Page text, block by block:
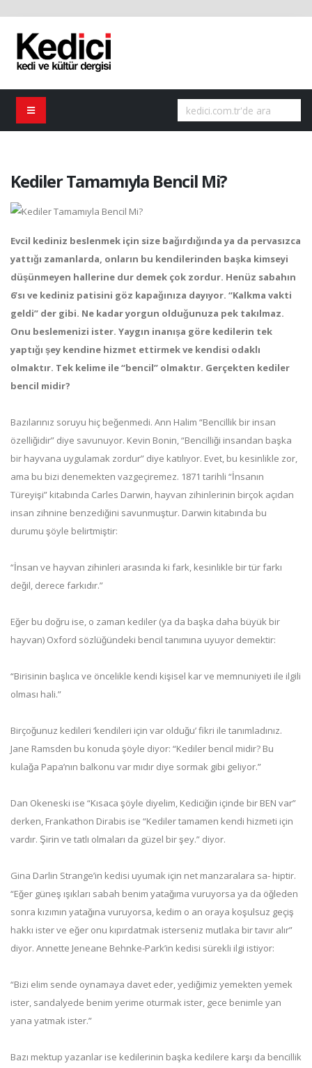
Kediler Tamamıyla Bencil Mi?
Evcil kediniz beslenmek için size bağırdığında ya da pervasızca
yattığı zamanlarda, onların bu kendilerinden başka kimseyi
düşünmeyen hallerine dur demek çok zordur. Henüz sabahın
6’sı ve kediniz patisini göz kapağınıza dayıyor. “Kalkma vakti
geldi” der gibi. Ne kadar yorgun olduğunuza pek takılmaz.
Onu beslemenizi ister. Yaygın inanışa göre kedilerin tek
yaptığı şey kendine hizmet ettirmek ve kendisi odaklı
olmaktır. Tek kelime ile “bencil” olmaktır. Gerçekten kediler
bencil midir?
Bazılarınız soruyu hiç beğenmedi. Ann Halim “Bencillik bir insan
özelliğidir” diye savunuyor. Kevin Bonin, “Bencilliği insandan başka
bir hayvana uygulamak zordur” diye katılıyor. Evet, bu kesinlikle zor,
ama bu bizi denemekten vazgeçiremez. 1871 tarihli “İnsanın
Türeyişi” kitabında Carles Darwin, hayvan zihinlerinin birçok açıdan
insan zihnine benzediğini savunmuştur. Darwin kitabında bu
durumu şöyle belirtmiştir:
“İnsan ve hayvan zihinleri arasında ki fark, kesinlikle bir tür farkı
değil, derece farkıdır.”
Eğer bu doğru ise, o zaman kediler (ya da başka daha büyük bir
hayvan) Oxford sözlüğündeki bencil tanımına uyuyor demektir:
“Birisinin başlıca ve öncelikle kendi kişisel kar ve memnuniyeti ile ilgili
olması hali.”
Birçoğunuz kedileri ‘kendileri için var olduğu’ fikri ile tanımladınız.
Jane Ramsden bu konuda şöyle diyor: “Kediler bencil midir? Bu
kulağa Papa’nın balkonu var mıdır diye sormak gibi geliyor.”
Dan Okeneski ise “Kısaca şöyle diyelim, Kediciğin içinde bir BEN var”
derken, Frankathon Dirabis ise “Kediler tamamen kendi hizmeti için
vardır. Şirin ve tatlı olmaları da güzel bir şey.” diyor.
Gina Darlin Strange’in kedisi uyumak için net manzaralara sa- hiptir.
“Eğer güneş ışıkları sabah benim yatağıma vuruyorsa ya da öğleden
sonra kızımın yatağına vuruyorsa, kedim o an oraya koşulsuz geçiş
hakkı ister ve eğer onu kıpırdatmak isterseniz mutlaka bir tavır alır”
diyor. Annette Jeneane Behnke-Park’in kedisi sürekli ilgi istiyor:
“Bizi elim sende oynamaya davet eder, yediğimiz yemekten yemek
ister, sandalyede benim yerime oturmak ister, gece benimle yan
yana yatmak ister.”
Bazı mektup yazanlar ise kedilerinin başka kedilere karşı da bencillik